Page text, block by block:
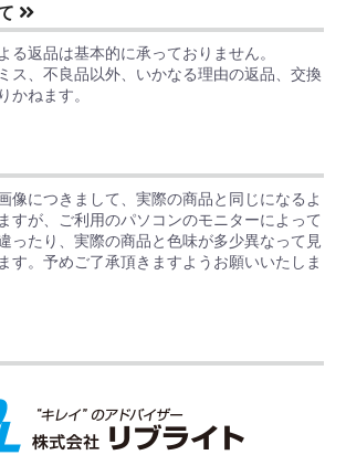
る返品は基本的に承っておりません。
ス、不良品以外、いかなる理由の返品、交換
かねます。
像につきまして、実際の商品と同じになるよ
すが、ご利用のパソコンのモニターによって
ったり、実際の商品と色味が多少異なって見
す。予めご了承頂きますようお願いいたしま